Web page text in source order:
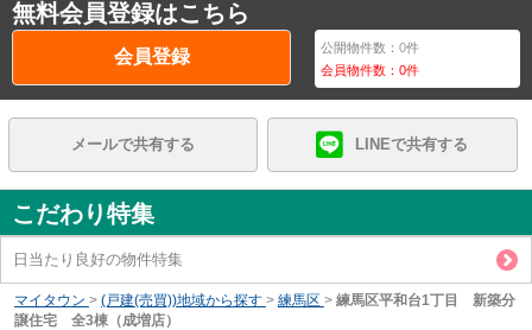
無料会員登録はこちら
会員登録 公開物件数：0件
会員物件数：0件
メールで共有する LINEで共有する
こだわり特集
日当たり良好の物件特集
マイタウン > (戸建(売買))地域から探す > 練馬区 > 練馬区平和台1丁目 新築分
譲住宅 全3棟（成増店）